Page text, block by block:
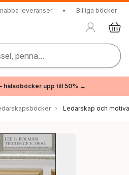
leveranser • Billiga böcker
penna...
hälsoböcker upp till 50% →
Ledarskap och